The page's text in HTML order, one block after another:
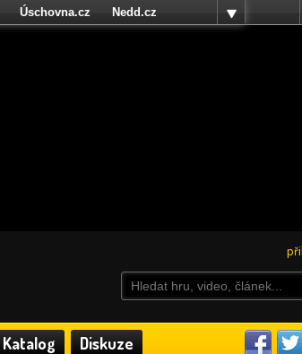
Katalog Diskuze
Úschovna.cz
Nedd.cz